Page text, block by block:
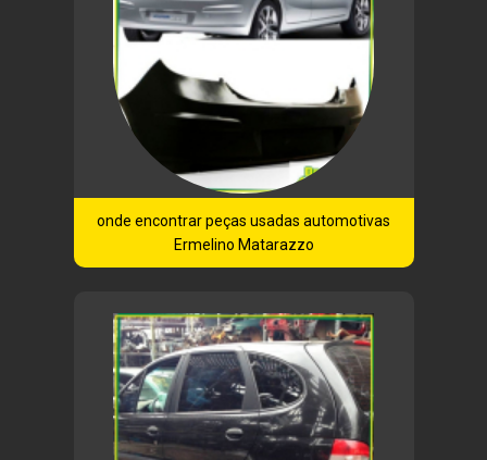
onde encontrar peças usadas automotivas
Ermelino Matarazzo